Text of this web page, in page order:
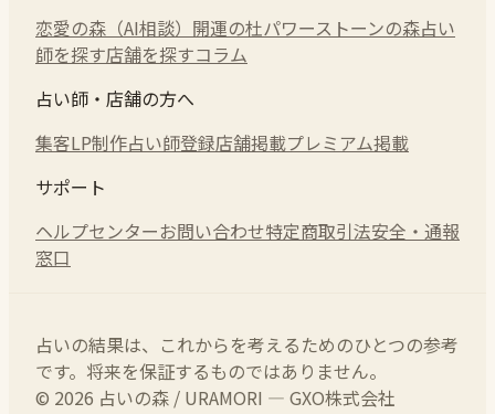
恋愛の森（AI相談） 開運の杜パワーストーンの森占い
師を探す店舗を探すコラム
占い師・店舗の方へ
集客LP制作占い師登録店舗掲載プレミアム掲載
サポート
ヘルプセンターお問い合わせ特定商取引法安全・通報
窓口
占いの結果は、これからを考えるためのひとつの参考
です。将来を保証するものではありません。
© 2026 占いの森 / URAMORI — GXO株式会社